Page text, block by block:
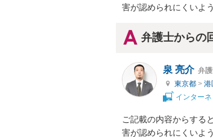
害が認められにくいよ
弁護士からの
泉 亮介 弁
東京都 > 港
インター
ご記載の内容からする
害が認められにくいよ